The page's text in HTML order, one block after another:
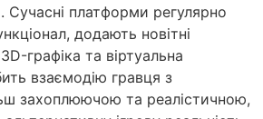
Сучасні платформи регулярно
додають новітні
графіка та віртуальна
взаємодію гравця з
захоплюючою та реалістичною,